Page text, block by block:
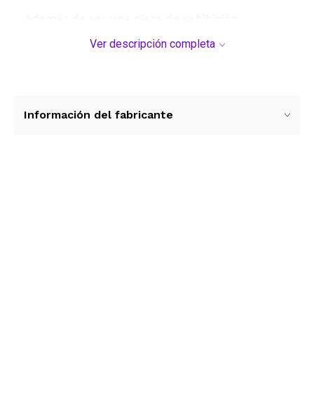
cognitivas y de motricidad fina, promoviendo el
ensamblado. Es el regalo perfecto para
Ver descripción completa
Información del fabricante